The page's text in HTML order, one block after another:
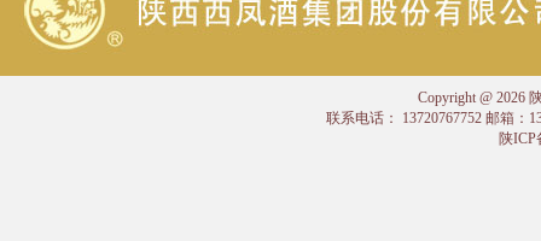
Copyright @ 2026
联系电话： 13720767752 邮箱：
陕ICP